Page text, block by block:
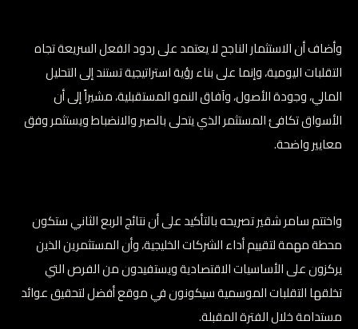
وأضاف أن الاستثمار الناجح لا يعتمد على ردود الفعل السريعة تجاه
التقلبات اليومية، وإنما على بناء رؤية استراتيجية تستند إلى التحليل
المالي، وجودة الأصول، وآفاق النمو المستقبلية، مشيراً إلى أن
الأسواق تكافئ المستثمر الذي يتحلى بالصبر والانضباط ويستثمر وفق
معايير واضحة.
واختتم سامر شقير تصريحه بالتأكيد على أن نتائج الربع الثاني ستكون
محطة مهمة لتقييم أداء الشركات الخليجية، وأن المستثمرين الذين
يركزون على الأساسيات الاقتصادية ويستفيدون من الفرص التي
تخلقها التقلبات الموسمية سيكونون في موقع أفضل لتحقيق عوائد
مستدامة خلال الفترة المقبلة.